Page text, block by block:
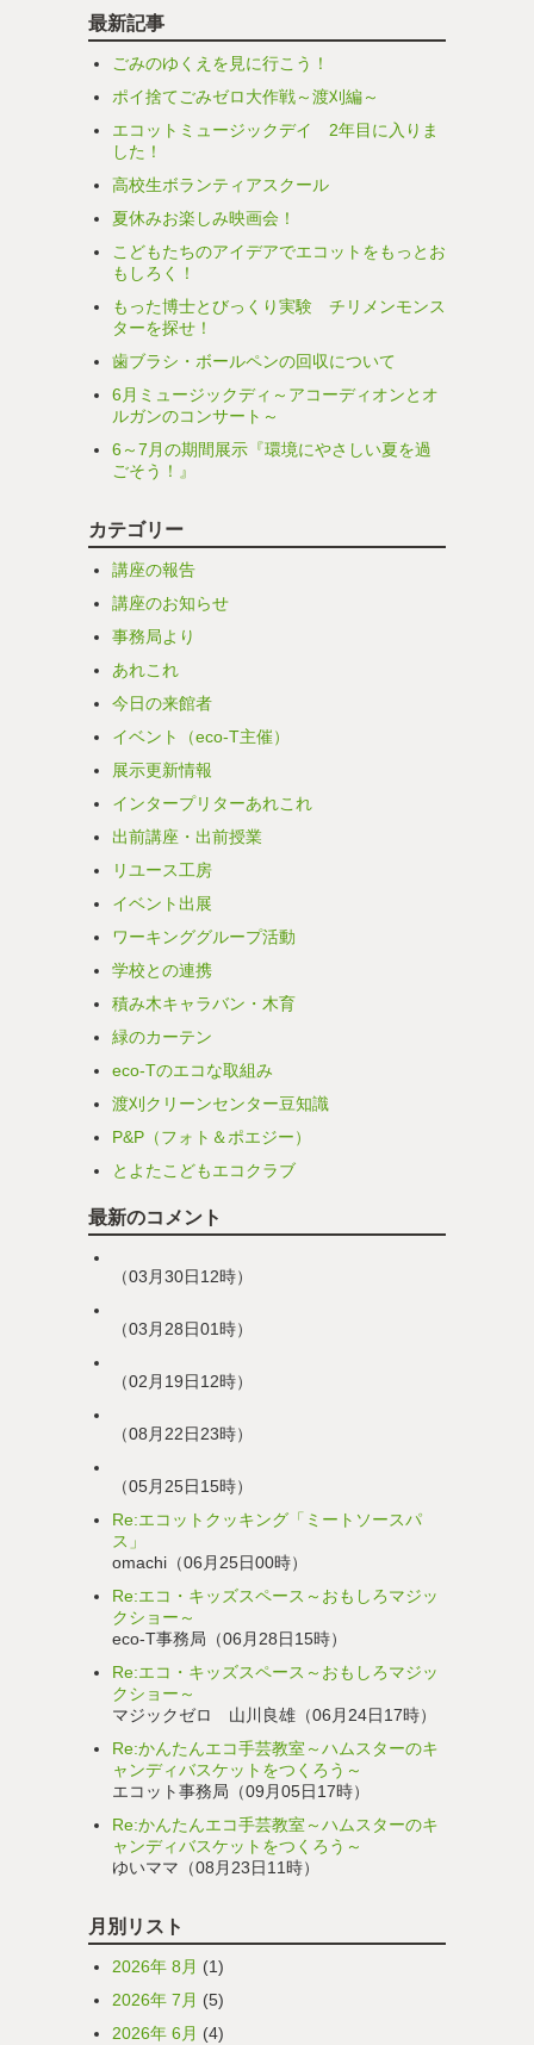
最新記事
ごみのゆくえを見に行こう！
ポイ捨てごみゼロ大作戦～渡刈編～
エコットミュージックデイ 2年目に入りま
した！
高校生ボランティアスクール
夏休みお楽しみ映画会！
こどもたちのアイデアでエコットをもっとお
もしろく！
もった博士とびっくり実験 チリメンモンス
ターを探せ！
歯ブラシ・ボールペンの回収について
6月ミュージックディ～アコーディオンとオ
ルガンのコンサート～
6～7月の期間展示『環境にやさしい夏を過
ごそう！』
カテゴリー
講座の報告
講座のお知らせ
事務局より
あれこれ
今日の来館者
イベント（eco-T主催）
展示更新情報
インタープリターあれこれ
出前講座・出前授業
リユース工房
イベント出展
ワーキンググループ活動
学校との連携
積み木キャラバン・木育
緑のカーテン
eco-Tのエコな取組み
渡刈クリーンセンター豆知識
P&P（フォト＆ポエジー）
とよたこどもエコクラブ
最新のコメント
（03月30日12時）
（03月28日01時）
（02月19日12時）
（08月22日23時）
（05月25日15時）
Re:エコットクッキング「ミートソースパ
ス」
omachi（06月25日00時）
Re:エコ・キッズスペース～おもしろマジッ
クショー～
eco-T事務局（06月28日15時）
Re:エコ・キッズスペース～おもしろマジッ
クショー～
マジックゼロ 山川良雄（06月24日17時）
Re:かんたんエコ手芸教室～ハムスターのキ
ャンディバスケットをつくろう～
エコット事務局（09月05日17時）
Re:かんたんエコ手芸教室～ハムスターのキ
ャンディバスケットをつくろう～
ゆいママ（08月23日11時）
月別リスト
2026年 8月 (1)
2026年 7月 (5)
2026年 6月 (4)